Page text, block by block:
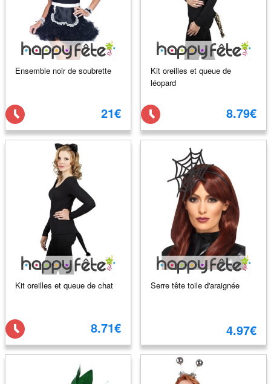
Ensemble noir de soubrette
21€
Kit oreilles et queue de
léopard
8.79€
Kit oreilles et queue de chat
8.71€
Serre tête toile d'araignée
4.97€